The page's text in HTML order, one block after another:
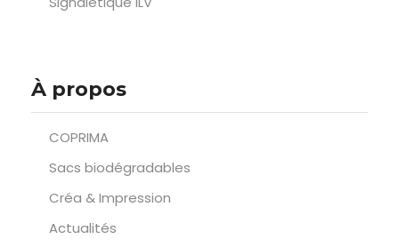
À propos
COPRIMA
Sacs biodégradables
Créa & Impression
Actualités